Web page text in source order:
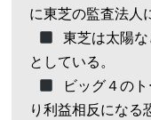
に東芝の監査法人
東芝は太陽
としている。
ビッグ４のト
り利益相反になる